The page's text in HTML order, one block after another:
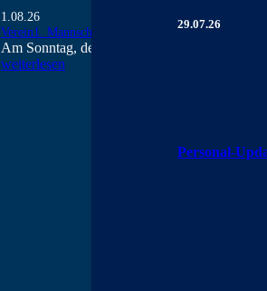
29.07.26
Personal-
1.08.26
Verein1. Mannschaft 2. Mannschaft
Am Sonntag, den 02.08., stehen gleich zwei
weiterlesen